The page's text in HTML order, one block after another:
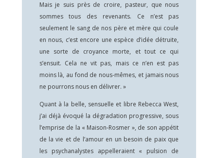
Mais je suis près de croire, pasteur, que nous
sommes tous des revenants. Ce n’est pas
seulement le sang de nos père et mère qui coule
en nous, c’est encore une espèce d’idée détruite,
une sorte de croyance morte, et tout ce qui
s’ensuit. Cela ne vit pas, mais ce n’en est pas
moins là, au fond de nous-mêmes, et jamais nous
ne pourrons nous en délivrer. »
Quant à la belle, sensuelle et libre Rebecca West,
j’ai déjà évoqué la dégradation progressive, sous
l’emprise de la « Maison-Rosmer », de son appétit
de la vie et de l’amour en un besoin de paix que
les psychanalystes appelleraient « pulsion de